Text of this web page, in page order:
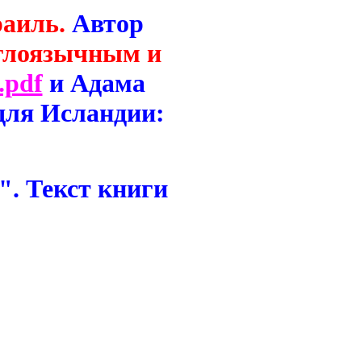
Автор
и
и Адама
Исландии:
Текст книги